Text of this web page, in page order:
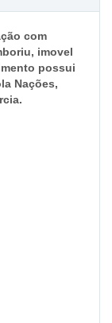
com
imovel
possui
Nações,